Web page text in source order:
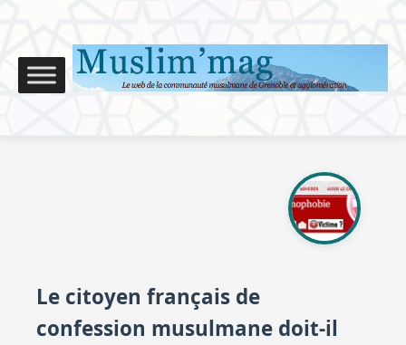
Le citoyen français de
confession musulmane doit-il